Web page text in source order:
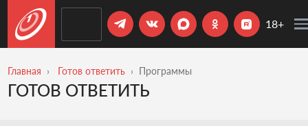
18+
Главная Готов ответить Программы
ГОТОВ ОТВЕТИТЬ